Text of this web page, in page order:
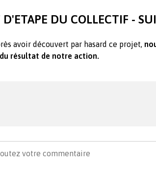
D'ETAPE DU COLLECTIF -
avoir découvert par hasard ce projet,
résultat de notre action.